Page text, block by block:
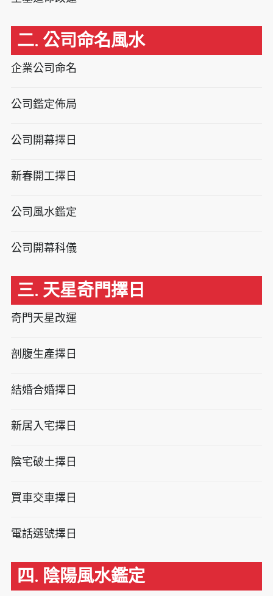
二. 公司命名風水
企業公司命名
公司鑑定佈局
公司開幕擇日
新春開工擇日
公司風水鑑定
公司開幕科儀
三. 天星奇門擇日
奇門天星改運
剖腹生產擇日
結婚合婚擇日
新居入宅擇日
陰宅破土擇日
買車交車擇日
電話選號擇日
四. 陰陽風水鑑定